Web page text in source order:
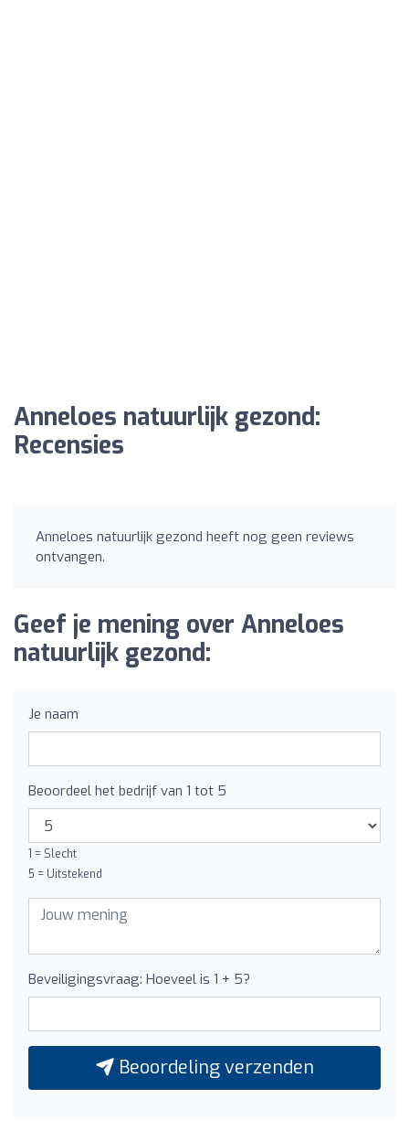
Anneloes natuurlijk gezond:
Recensies
Anneloes natuurlijk gezond heeft nog geen reviews
ontvangen.
Geef je mening over Anneloes
natuurlijk gezond:
Je naam
Beoordeel het bedrijf van 1 tot 5
1 = Slecht
5 = Uitstekend
Beveiligingsvraag: Hoeveel is 1 + 5?
Beoordeling verzenden